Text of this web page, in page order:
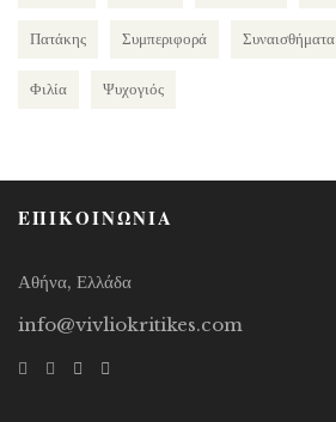
Πατάκης Συμπεριφορά Συναισθήματα
Φιλία Ψυχογιός
ΕΠΙΚΟΙΝΩΝΙΑ
Αθήνα, Ελλάδα
info@vivliokritikes.com